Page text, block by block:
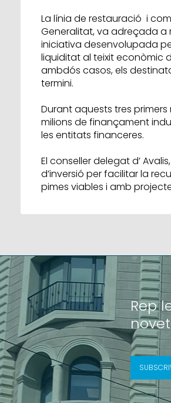
La línia de restauració i
Generalitat, va adreçada a
iniciativa desenvolupada
liquiditat al teixit econòmic
ambdós casos, els
termini.
Durant aquests tres
milions de finançament
les entitats financeres.
El conseller delegat d’
d’inversió per facilitar la
pimes viables i amb
Rep